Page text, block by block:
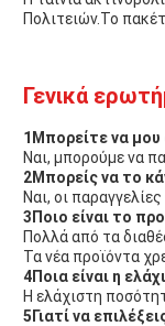
Πολιτειών.Το
Γενικά
1Μπορείτε να
Ναι, μπορούμε να
2Μπορείς να το
Ναι, οι
3Ποιο είναι το
Πολλά από τα
Τα νέα προϊόντα
4Ποια είναι η
Η ελάχιστη
5Γιατί να